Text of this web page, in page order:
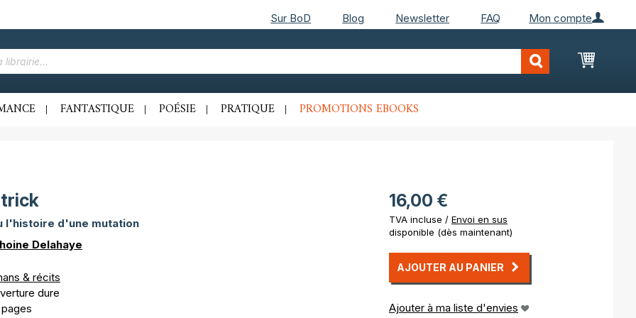
Mon compte
Sur BoD Blog Newsletter FAQ
Mon
FANTASTIQUE POÉSIE PRATIQUE PROMOTIONS EBOOKS
l'histoire d'une mutation
Delahaye
& récits
dure
16,00 €
TVA incluse / Envoi en sus
disponible (dès maintenant)
AJOUTER AU PANIER
Ajouter à ma liste d'envies